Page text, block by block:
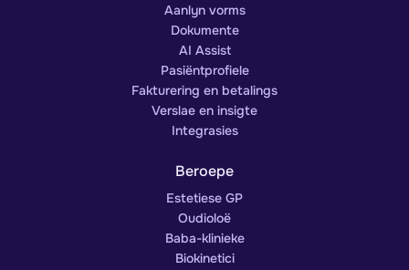
Aanlyn vorms
Dokumente
AI Assist
Pasiëntprofiele
Fakturering en betalings
Verslae en insigte
Integrasies
Beroepe
Estetiese GP
Oudioloë
Baba-klinieke
Biokinetici